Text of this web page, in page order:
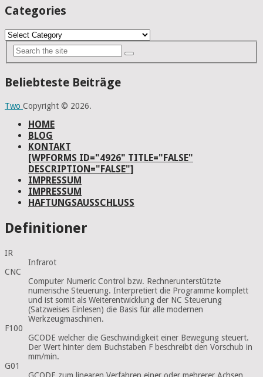
Categories
Categories
Beliebteste Beiträge
Two Copyright © 2026.
HOME
BLOG
KONTAKT
[WPFORMS ID="4926" TITLE="FALSE"
DESCRIPTION="FALSE"]
IMPRESSUM
IMPRESSUM
HAFTUNGSAUSSCHLUSS
Definitioner
IR
Infrarot
CNC
Computer Numeric Control bzw. Rechnerunterstützte
numerische Steuerung. Interpretiert die Programme komplett
und ist somit als Weiterentwicklung der NC Steuerung
(Satzweises Einlesen) die Basis für alle modernen
Werkzeugmaschinen.
F100
GCODE welcher die Geschwindigkeit einer Bewegung steuert.
Der Wert hinter dem Buchstaben F beschreibt den Vorschub in
mm/min.
G01
GCODE zum linearen Verfahren einer oder mehrerer Achsen.